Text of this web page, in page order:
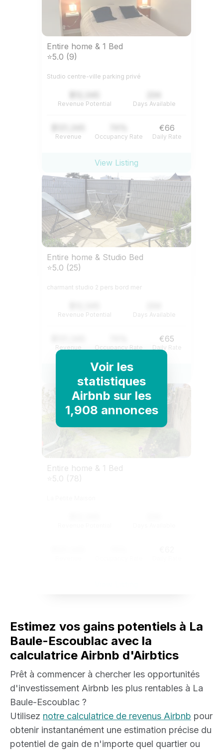
Entire home & 1 Bed
⭐5.0 (9)
Studio centre-ville parking privé
Revenue Potential Days Available
Revenue Occupancy Rate
€66
Daily Rate
View Listing
Entire home & Studio Bed
⭐5.0 (25)
charmant studio 2 pers bord mer
Revenue Potential Days Available
Revenue Occupancy Rate
€65
Daily Rate
View Listing
Entire home & 1 Bed
⭐5.0 (78)
Voir les
statistiques
Airbnb sur les
1,908 annonces
Estimez vos gains potentiels à La
Baule-Escoublac avec la
calculatrice Airbnb d'Airbtics
Prêt à commencer à chercher les opportunités
d'investissement Airbnb les plus rentables à La
Baule-Escoublac ?
Utilisez notre calculatrice de revenus Airbnb pour
obtenir instantanément une estimation précise du
potentiel de gain de n'importe quel quartier ou